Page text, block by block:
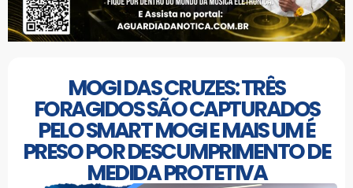
MOGI DAS CRUZES: TRÊS
FORAGIDOS SÃO CAPTURADOS
PELO SMART MOGI E MAIS UM É
PRESO POR DESCUMPRIMENTO DE
MEDIDA PROTETIVA